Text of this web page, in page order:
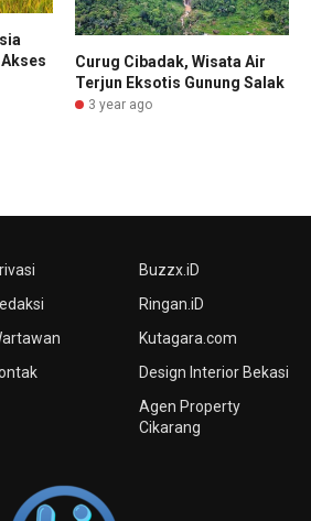
Curug Cibadak, Wisata Air
Terjun Eksotis Gunung Salak
3 year ago
Buzzx.iD
Ringan.iD
Kutagara.com
Design Interior Bekasi
Agen Property
Cikarang